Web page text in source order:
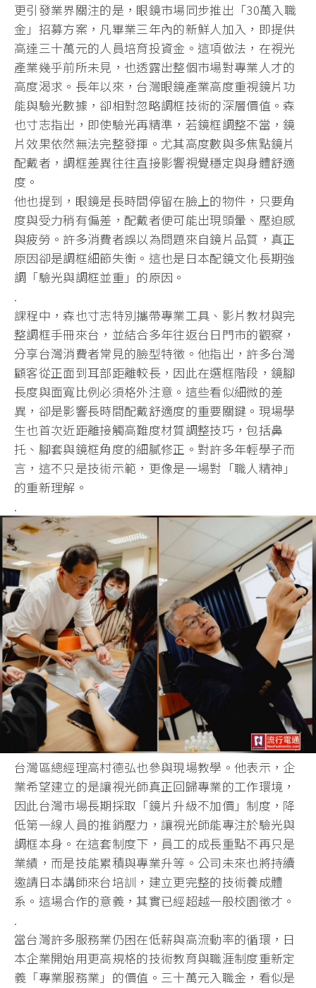
更引發業界關注的是，眼鏡市場同步推出「30萬入職
金」招募方案，凡畢業三年內的新鮮人加入，即提供
高達三十萬元的人員培育投資金。這項做法，在視光
產業幾乎前所未見，也透露出整個市場對專業人才的
高度渴求。長年以來，台灣眼鏡產業高度重視鏡片功
能與驗光數據，卻相對忽略調框技術的深層價值。森
也寸志指出，即使驗光再精準，若鏡框調整不當，鏡
片效果依然無法完整發揮。尤其高度數與多焦點鏡片
配戴者，調框差異往往直接影響視覺穩定與身體舒適
度。
他也提到，眼鏡是長時間停留在臉上的物件，只要角
度與受力稍有偏差，配戴者便可能出現頭暈、壓迫感
與疲勞。許多消費者誤以為問題來自鏡片品質，真正
原因卻是調框細節失衡。這也是日本配鏡文化長期強
調「驗光與調框並重」的原因。
.
課程中，森也寸志特別攜帶專業工具、影片教材與完
整調框手冊來台，並結合多年往返台日門市的觀察，
分享台灣消費者常見的臉型特徵。他指出，許多台灣
顧客從正面到耳部距離較長，因此在選框階段，鏡腳
長度與面寬比例必須格外注意。這些看似細微的差
異，卻是影響長時間配戴舒適度的重要關鍵。現場學
生也首次近距離接觸高難度材質調整技巧，包括鼻
托、腳套與鏡框角度的細膩修正。對許多年輕學子而
言，這不只是技術示範，更像是一場對「職人精神」
的重新理解。
.
台灣區總經理高村德弘也參與現場教學。他表示，企
業希望建立的是讓視光師真正回歸專業的工作環境，
因此台灣市場長期採取「鏡片升級不加價」制度，降
低第一線人員的推銷壓力，讓視光師能專注於驗光與
調框本身。在這套制度下，員工的成長重點不再只是
業績，而是技能累積與專業升等。公司未來也將持續
邀請日本講師來台培訓，建立更完整的技術養成體
系。這場合作的意義，其實已經超越一般校園徵才。
.
當台灣許多服務業仍困在低薪與高流動率的循環，日
本企業開始用更高規格的技術教育與職涯制度重新定
義「專業服務業」的價值。三十萬元入職金，看似是